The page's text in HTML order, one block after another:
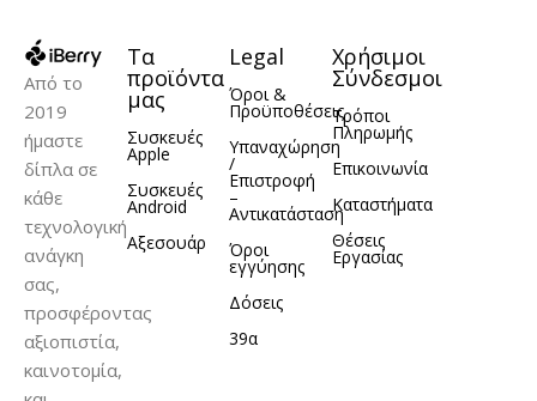
ΥΛΙΚΌ TPU iPhone 15 Pro Max
ΥΛΙΚΌ Σιλικόνη
Από το
2019
ήμαστε
δίπλα σε
κάθε
τεχνολογική
ανάγκη
σας,
προσφέροντας
αξιοπιστία,
καινοτομία,
Τα
προϊόντα
μας
Συσκευές
Apple
Συσκευές
Android
Αξεσουάρ
Legal
Όροι &
Προϋποθέσεις
Υπαναχώρηση
/
Επιστροφή
–
Αντικατάσταση
Όροι
εγγύησης
Δόσεις
39α
Χρήσιμοι
Σύνδεσμοι
Τρόποι
Πληρωμής
Επικοινωνία
Καταστήματα
Θέσεις
Εργασίας